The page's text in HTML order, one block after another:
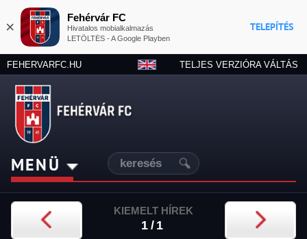
×
Fehérvár FC
Hivatalos mobialkalmazás
LETÖLTÉS - A Google Playben
TELEPÍTÉS
FEHERVARFC.HU TELJES VERZIÓRA VÁLTÁS
MENÜ
KIEMELT HÍREK
1/1